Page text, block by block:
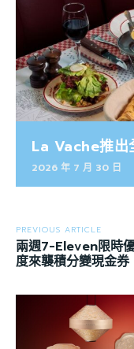
La Vache推出
2026 年 7 月 30 日
PREVIOUS ARTICLE
兩週7-Eleven限時
度來襲積分變現金券